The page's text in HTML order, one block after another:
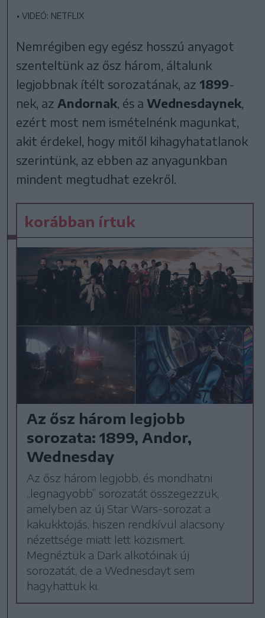
• VIDEÓ: NETFLIX
Nemrégiben egy egész hosszú anyagot
szenteltünk az ősz három, általunk
legjobbnak ítélt sorozatának, az 1899-
nek, az Andornak , és aWednesdaynek
ezért most nem ismételnénk magunkat,
akit érdekel, hogy mitől kihagyhatatlanok
szerintünk, az ebben az anyagunkban
mindent megtudhat ezekről.
korábban írtuk
Az ősz három legjobb
sorozata: 1899, Andor,
Wednesday
Az ősz három legjobb, és mondhatni
„legnagyobb” sorozatát összegezzük,
amelyben az új Star Wars-sorozat a
kakukktojás, hiszen rendkívül alacsony
nézettsége miatt lett közismert.
Megnéztük a Dark alkotóinak új
sorozatát, de a Wednesdayt sem
hagyhattuk ki.